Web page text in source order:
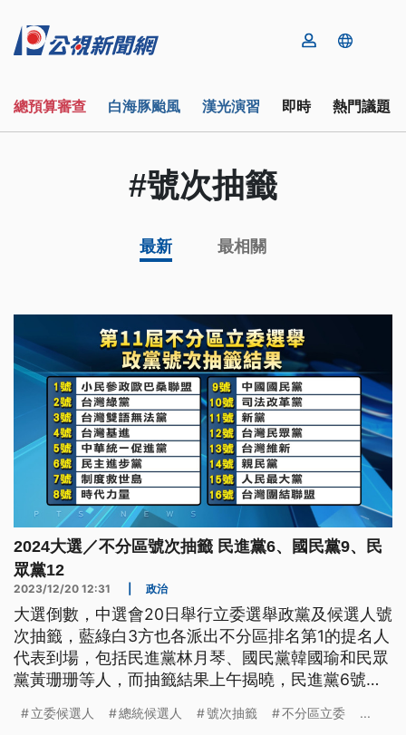
總預算審查 白海豚颱風 漢光演習 即時 熱門議題
#號次抽籤
最新 最相關
2024大選／不分區號次抽籤 民進黨6、國民黨9、民
眾黨12
2023/12/20 12:31 政治
大選倒數，中選會20日舉行立委選舉政黨及候選人號
次抽籤，藍綠白3方也各派出不分區排名第1的提名人
代表到場，包括民進黨林月琴、國民黨韓國瑜和民眾
黨黃珊珊等人，而抽籤結果上午揭曉，民進黨6號、
立委候選人 總統候選人 號次抽籤 不分區立委 ...